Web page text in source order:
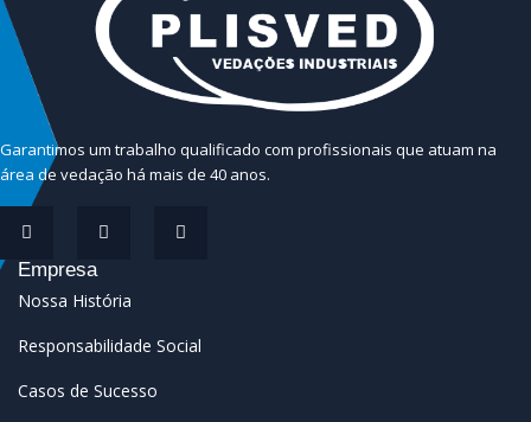
Garantimos um trabalho qualificado com profissionais que atuam na
área de vedação há mais de 40 anos.
Empresa
Nossa História
Responsabilidade Social
Casos de Sucesso